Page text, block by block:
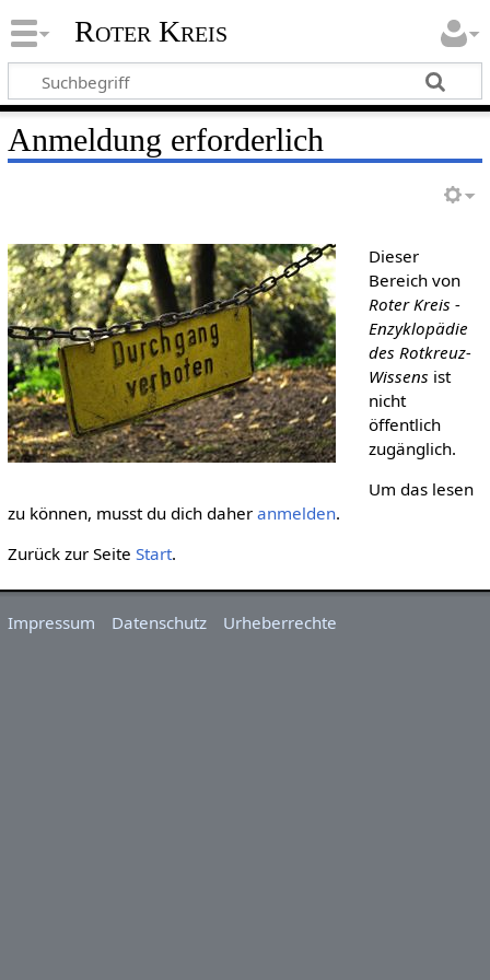
Roter Kreis
Anmeldung erforderlich
Dieser
Bereich von
Roter Kreis -
Enzyklopädie
des Rotkreuz-
Wissens ist
nicht
öffentlich
zugänglich.
Um das lesen
zu können, musst du dich daher anmelden.
Zurück zur Seite Start.
Impressum Datenschutz Urheberrechte